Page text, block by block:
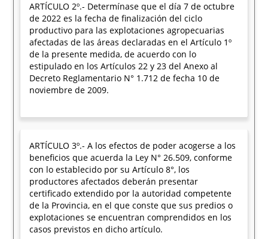
ARTÍCULO 2º.- Determínase que el día 7 de octubre
de 2022 es la fecha de finalización del ciclo
productivo para las explotaciones agropecuarias
afectadas de las áreas declaradas en el Artículo 1º
de la presente medida, de acuerdo con lo
estipulado en los Artículos 22 y 23 del Anexo al
Decreto Reglamentario N° 1.712 de fecha 10 de
noviembre de 2009.
ARTÍCULO 3º.- A los efectos de poder acogerse a los
beneficios que acuerda la Ley N° 26.509, conforme
con lo establecido por su Artículo 8°, los
productores afectados deberán presentar
certificado extendido por la autoridad competente
de la Provincia, en el que conste que sus predios o
explotaciones se encuentran comprendidos en los
casos previstos en dicho artículo.